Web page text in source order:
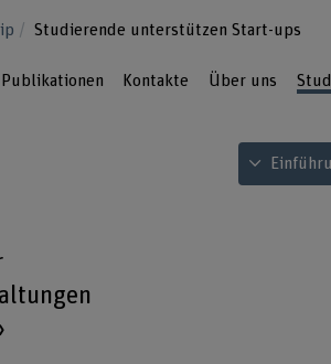
Studierende unterstützen Start-ups
Publikationen Kontakte Über uns